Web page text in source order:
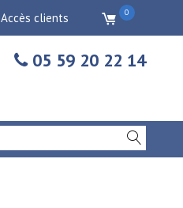
Accès clients 0
05 59 20 22 14